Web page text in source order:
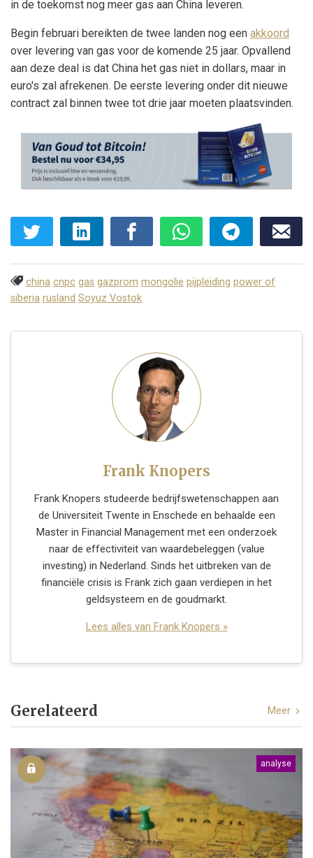
in de toekomst nog meer gas aan China leveren.
Begin februari bereikten de twee landen nog een akkoord
over levering van gas voor de komende 25 jaar. Opvallend
aan deze deal is dat China het gas niet in dollars, maar in
euro's zal afrekenen. De eerste levering onder dit nieuwe
contract zal binnen twee tot drie jaar moeten plaatsvinden.
china cnpc gas gazprom mongolie pijpleiding power of
siberia rusland Soyuz Vostok
Frank Knopers
Frank Knopers studeerde bedrijfswetenschappen aan
de Universiteit Twente in Enschede en behaalde een
Master in Financial Management met een onderzoek
naar de effectiviteit van waardebeleggen (value
investing) in Nederland. Sinds het uitbreken van de
financiële crisis is Frank zich gaan verdiepen in het
geldsysteem en de goudmarkt.
Lees alles van Frank Knopers »
Gerelateerd Meer
analyse